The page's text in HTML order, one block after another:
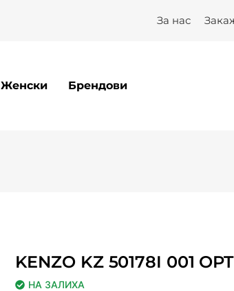
За нас
Женски Брендови
KENZO KZ 50178I 001 OPT
НА ЗАЛИХА